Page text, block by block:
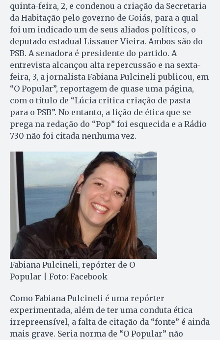
quinta-feira, 2, e condenou a criação da Secretaria
da Habitação pelo governo de Goiás, para a qual
foi um indicado um de seus aliados políticos, o
deputado estadual Lissauer Vieira. Ambos são do
PSB. A senadora é presidente do partido. A
entrevista alcançou alta repercussão e na sexta-
feira, 3, a jornalista Fabiana Pulcineli publicou, em
“O Popular”, reportagem de quase uma página,
com o título de “Lúcia critica criação de pasta
para o PSB”. No entanto, a lição de ética que se
prega na redação do “Pop” foi esquecida e a Rádio
730 não foi citada nenhuma vez.
Fabiana Pulcineli, repórter de O
Popular | Foto: Facebook
Como Fabiana Pulcineli é uma repórter
experimentada, além de ter uma conduta ética
irrepreensível, a falta de citação da “fonte” é ainda
mais grave. Seria norma de “O Popular” não